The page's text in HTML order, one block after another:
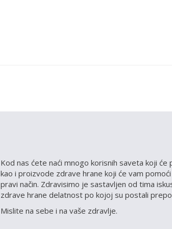
Kod nas ćete naći mnogo korisnih saveta koji
kao i proizvode zdrave hrane koji će vam
pravi način. Zdravisimo je sastavljen od tima
zdrave hrane delatnost po kojoj su postali
Mislite na sebe i na vaše zdravlje.